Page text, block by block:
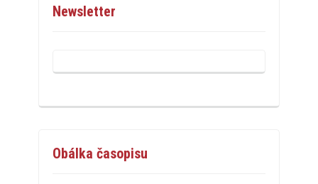
Newsletter
Obálka časopisu